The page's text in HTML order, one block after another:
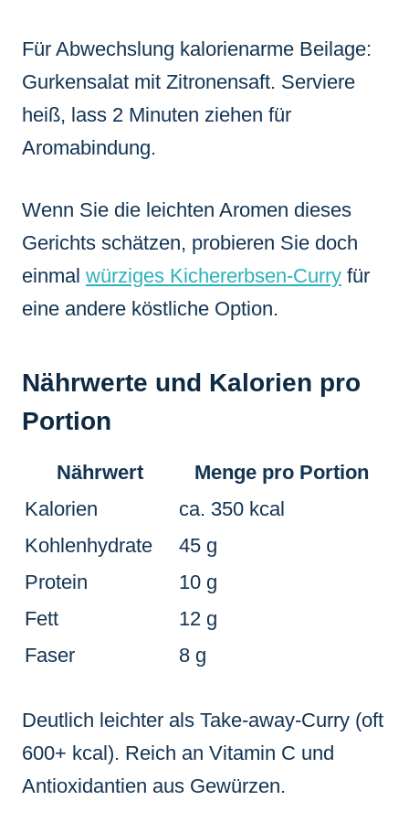
Für Abwechslung kalorienarme Beilage:
Gurkensalat mit Zitronensaft. Serviere
heiß, lass 2 Minuten ziehen für
Aromabindung.
Wenn Sie die leichten Aromen dieses
Gerichts schätzen, probieren Sie doch
einmal würziges Kichererbsen-Curry für
eine andere köstliche Option.
Nährwerte und Kalorien pro
Portion
Nährwert
Menge pro Portion
Kalorien
ca. 350 kcal
Kohlenhydrate
45 g
Protein
10 g
Fett
12 g
Faser
8 g
Deutlich leichter als Take-away-Curry (oft
600+ kcal). Reich an Vitamin C und
Antioxidantien aus Gewürzen.